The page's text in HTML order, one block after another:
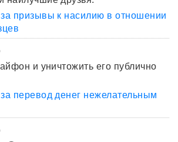
призывы к насилию в отношении
и уничтожить его публично
перевод денег нежелательным